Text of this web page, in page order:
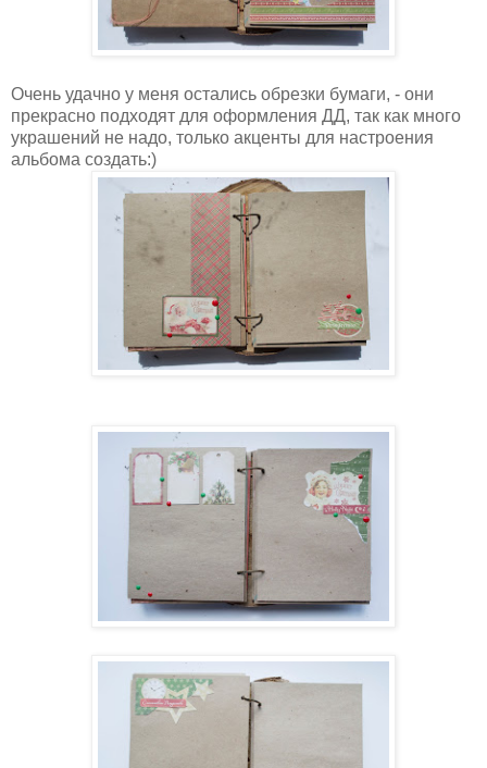
Очень удачно у меня остались обрезки бумаги, - они
прекрасно подходят для оформления ДД, так как много
украшений не надо, только акценты для настроения
альбома создать:)